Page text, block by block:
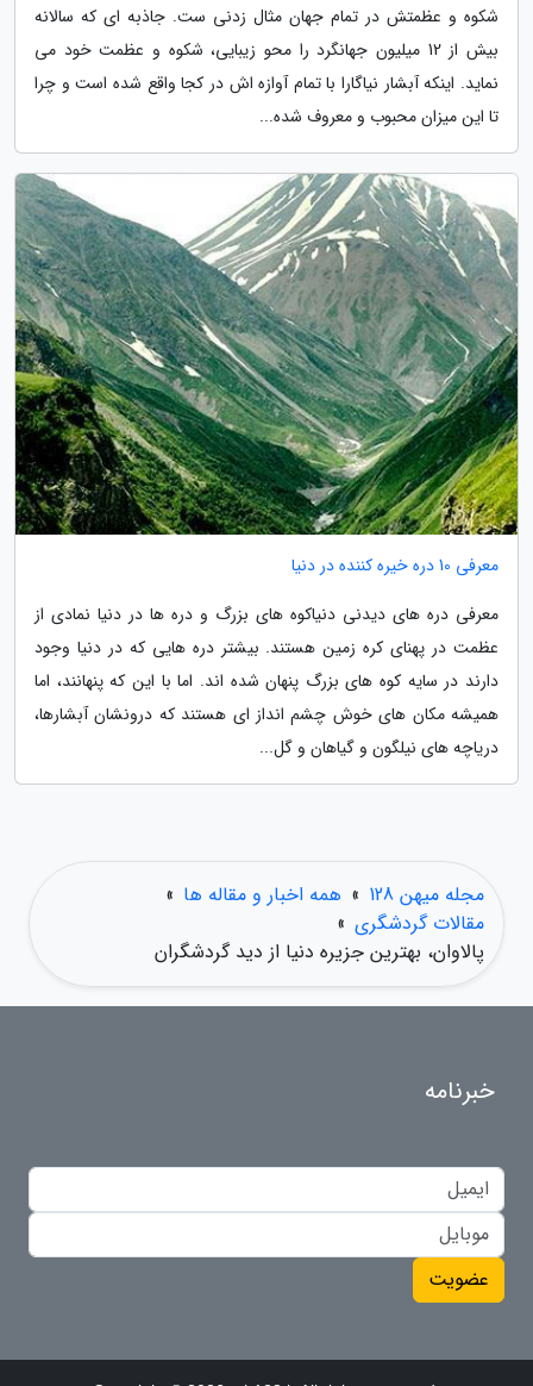
شکوه و عظمتش در تمام جهان مثال زدنی ست. جاذبه ای که سالانه
بیش از 12 میلیون جهانگرد را محو زیبایی، شکوه و عظمت خود می
نماید. اینکه آبشار نیاگارا با تمام آوازه اش در کجا واقع شده است و چرا
تا این میزان محبوب و معروف شده...
معرفی 10 دره خیره کننده در دنیا
معرفی دره های دیدنی دنیاکوه های بزرگ و دره ها در دنیا نمادی از
عظمت در پهنای کره زمین هستند. بیشتر دره هایی که در دنیا وجود
دارند در سایه کوه های بزرگ پنهان شده اند. اما با این که پنهانند، اما
همیشه مکان های خوش چشم انداز ای هستند که درونشان آبشارها،
دریاچه های نیلگون و گیاهان و گل...
مجله میهن 128 » همه اخبار و مقاله ها »
مقالات گردشگری »
پالاوان، بهترین جزیره دنیا از دید گردشگران
خبرنامه
عضویت